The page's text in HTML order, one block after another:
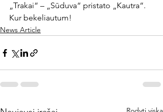
„Trakai“ – „Sūduva“ pristato „Kautra“.
Kur bekeliautum!
News Article